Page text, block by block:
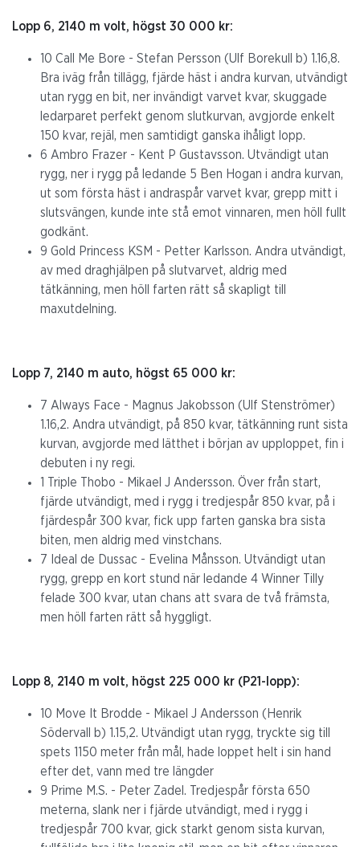
Lopp 6, 2140 m volt, högst 30 000 kr:
10 Call Me Bore - Stefan Persson (Ulf Borekull b) 1.16,8.
Bra iväg från tillägg, fjärde häst i andra kurvan, utvändigt
utan rygg en bit, ner invändigt varvet kvar, skuggade
ledarparet perfekt genom slutkurvan, avgjorde enkelt
150 kvar, rejäl, men samtidigt ganska ihåligt lopp.
6 Ambro Frazer - Kent P Gustavsson. Utvändigt utan
rygg, ner i rygg på ledande 5 Ben Hogan i andra kurvan,
ut som första häst i andraspår varvet kvar, grepp mitt i
slutsvängen, kunde inte stå emot vinnaren, men höll fullt
godkänt.
9 Gold Princess KSM - Petter Karlsson. Andra utvändigt,
av med draghjälpen på slutvarvet, aldrig med
tätkänning, men höll farten rätt så skapligt till
maxutdelning.
Lopp 7, 2140 m auto, högst 65 000 kr:
7 Always Face - Magnus Jakobsson (Ulf Stenströmer)
1.16,2. Andra utvändigt, på 850 kvar, tätkänning runt sista
kurvan, avgjorde med lätthet i början av upploppet, fin i
debuten i ny regi.
1 Triple Thobo - Mikael J Andersson. Över från start,
fjärde utvändigt, med i rygg i tredjespår 850 kvar, på i
fjärdespår 300 kvar, fick upp farten ganska bra sista
biten, men aldrig med vinstchans.
7 Ideal de Dussac - Evelina Månsson. Utvändigt utan
rygg, grepp en kort stund när ledande 4 Winner Tilly
felade 300 kvar, utan chans att svara de två främsta,
men höll farten rätt så hyggligt.
Lopp 8, 2140 m volt, högst 225 000 kr (P21-lopp):
10 Move It Brodde - Mikael J Andersson (Henrik
Södervall b) 1.15,2. Utvändigt utan rygg, tryckte sig till
spets 1150 meter från mål, hade loppet helt i sin hand
efter det, vann med tre längder
9 Prime M.S. - Peter Zadel. Tredjespår första 650
meterna, slank ner i fjärde utvändigt, med i rygg i
tredjespår 700 kvar, gick starkt genom sista kurvan,